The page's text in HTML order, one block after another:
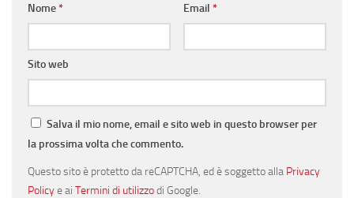
Nome* Email *
Sito web
Salva il mio nome, email e sito web in questo browser per
la prossima volta che commento.
Questo sito è protetto da reCAPTCHA, ed è soggetto alla Privacy
Policye ai Termini di utilizzodi Google.